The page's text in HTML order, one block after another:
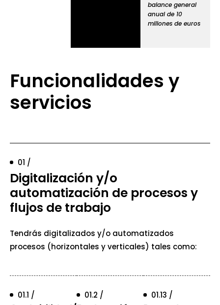
balance general
anual de 10
millones de euros
Funcionalidades y
servicios
01 /
Digitalización y/o
automatización de procesos y
flujos de trabajo
Tendrás digitalizados y/o automatizados
procesos (horizontales y verticales) tales como:
01.1 / 01.2 / 01.13 /